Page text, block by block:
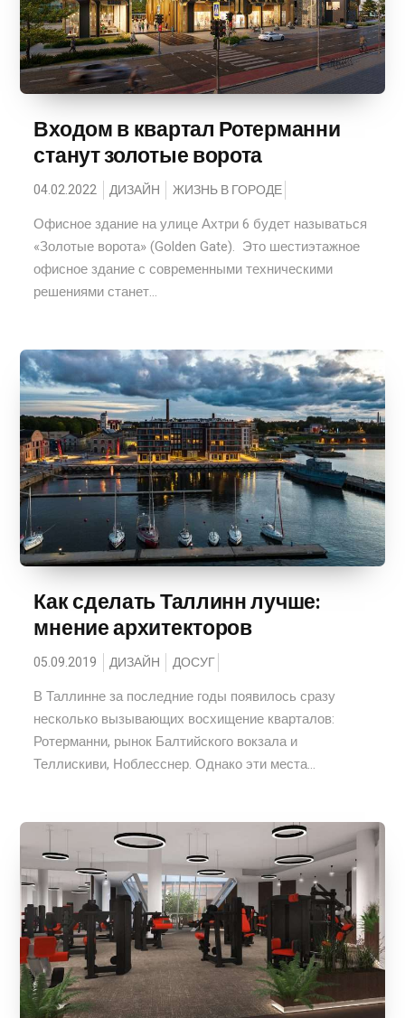
Входом в квартал Ротерманни
станут золотые ворота
04.02.2022 ДИЗАЙН ЖИЗНЬ В ГОРОДЕ
Офисное здание на улице Ахтри 6 будет называться
«Золотые ворота» (Golden Gate). Это шестиэтажное
офисное здание с современными техническими
решениями станет...
Как сделать Таллинн лучше:
мнение архитекторов
05.09.2019 ДИЗАЙН ДОСУГ
В Таллинне за последние годы появилось сразу
несколько вызывающих восхищение кварталов:
Ротерманни, рынок Балтийского вокзала и
Теллискиви, Ноблесснер. Однако эти места...